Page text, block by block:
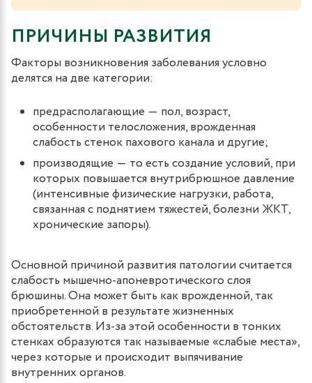
ПРИЧИНЫ РАЗВИТИЯ
Факторы возникновения заболевания условно
делятся на две категории:
предрасполагающие ― пол, возраст,
особенности телосложения, врожденная
слабость стенок пахового канала и другие;
производящие ― то есть создание условий, при
которых повышается внутрибрюшное давление
(интенсивные физические нагрузки, работа,
связанная с поднятием тяжестей, болезни ЖКТ,
хронические запоры).
Основной причиной развития патологии считается
слабость мышечно-апоневротического слоя
брюшины. Она может быть как врожденной, так
приобретенной в результате жизненных
обстоятельств. Из-за этой особенности в тонких
стенках образуются так называемые «слабые места»,
через которые и происходит выпячивание
внутренних органов.